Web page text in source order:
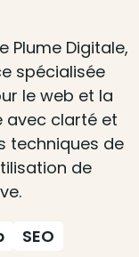
Plume Digitale,
spécialisée
le web et la
avec clarté et
techniques de
de
SEO